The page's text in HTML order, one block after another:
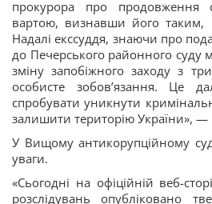
прокурора про продовження
вартою, визнавши його таким,
Надалі екссуддя, знаючи про
до Печерського районного суду
зміну запобіжного заходу з
особисте зобов’язання. Це
спробувати уникнути
залишити територію України», —
У Вищому антикорупційному
уваги.
«Сьогодні на офіційній веб-
розслідувань опубліковано